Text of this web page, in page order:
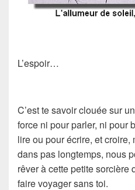
L’espoir…
C’est te savoir clouée sur
force ni pour parler, ni pour
lire ou pour écrire, et croire,
dans pas longtemps, nous
rêver à cette petite sorcière
faire voyager sans toi.